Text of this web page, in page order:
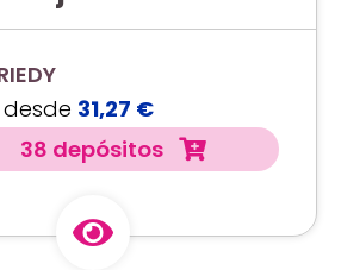
desde 31,27 €
38 depósitos